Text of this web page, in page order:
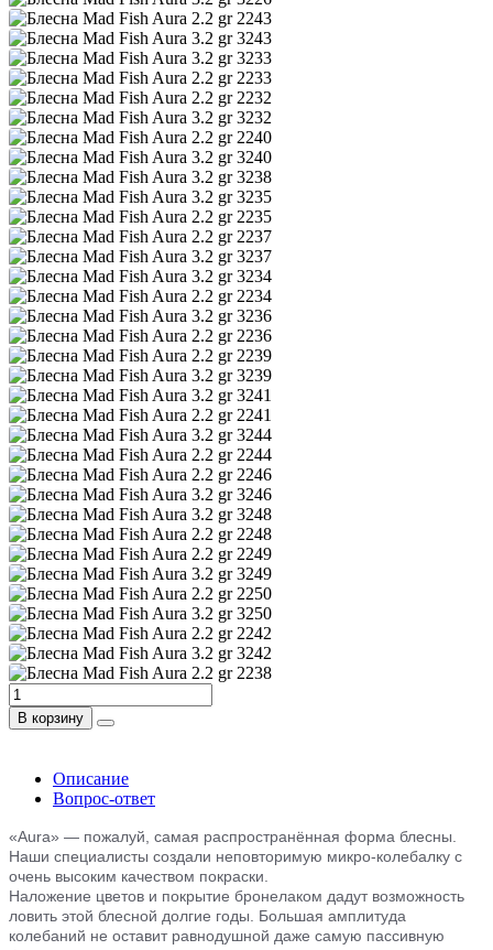
В корзину
Описание
Вопрос-ответ
«Aura» — пожалуй, самая распространённая форма блесны.
Наши специалисты создали неповторимую микро-колебалку с
очень высоким качеством покраски.
Наложение цветов и покрытие бронелаком дадут возможность
ловить этой блесной долгие годы. Большая амплитуда
колебаний не оставит равнодушной даже самую пассивную